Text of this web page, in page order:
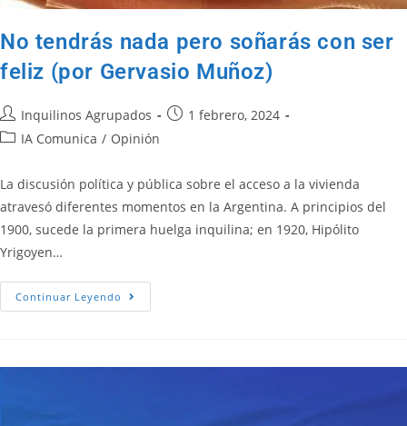
No tendrás nada pero soñarás con ser
feliz (por Gervasio Muñoz)
Inquilinos Agrupados
1 febrero, 2024
IA Comunica / Opinión
La discusión política y pública sobre el acceso a la vivienda
atravesó diferentes momentos en la Argentina. A principios del
1900, sucede la primera huelga inquilina; en 1920, Hipólito
Yrigoyen…
Continuar Leyendo